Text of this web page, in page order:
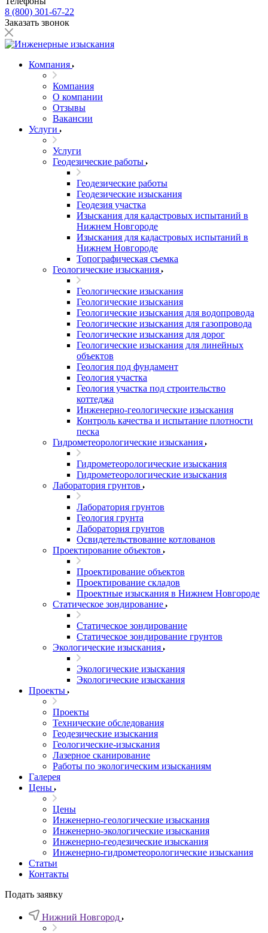
8 (800) 301-67-22
Заказать звонок
Компания
Компания
О компании
Отзывы
Вакансии
Услуги
Услуги
Геодезические работы
Геодезические работы
Геодезические изыскания
Геодезия участка
Изыскания для кадастровых испытаний в
Нижнем Новгороде
Изыскания для кадастровых испытаний в
Нижнем Новгороде
Топографическая съемка
Геологические изыскания
Геологические изыскания
Геологические изыскания
Геологические изыскания для водопровода
Геологические изыскания для газопровода
Геологические изыскания для дорог
Геологические изыскания для линейных
объектов
Геология под фундамент
Геология участка
Геология участка под строительство
коттеджа
Инженерно-геологические изыскания
Контроль качества и испытание плотности
песка
Гидрометеорологические изыскания
Гидрометеорологические изыскания
Гидрометеорологические изыскания
Лаборатория грунтов
Лаборатория грунтов
Геология грунта
Лаборатория грунтов
Освидетельствование котлованов
Проектирование объектов
Проектирование объектов
Проектирование складов
Проектные изыскания в Нижнем Новгороде
Статическое зондирование
Статическое зондирование
Статическое зондирование грунтов
Экологические изыскания
Экологические изыскания
Экологические изыскания
Проекты
Проекты
Технические обследования
Геодезические изыскания
Геологические-изыскания
Лазерное сканирование
Работы по экологическим изысканиям
Галерея
Цены
Цены
Инженерно-геологические изыскания
Инженерно-экологические изыскания
Инженерно-геодезические изыскания
Инженерно-гидрометеорологические изыскания
Статьи
Контакты
Подать заявку
Нижний Новгород